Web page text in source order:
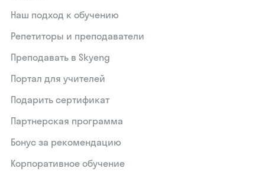
Наш подход к обучению
Репетиторы и преподаватели
Преподавать в Skyeng
Портал для учителей
Подарить сертификат
Партнерская программа
Бонус за рекомендацию
Корпоративное обучение